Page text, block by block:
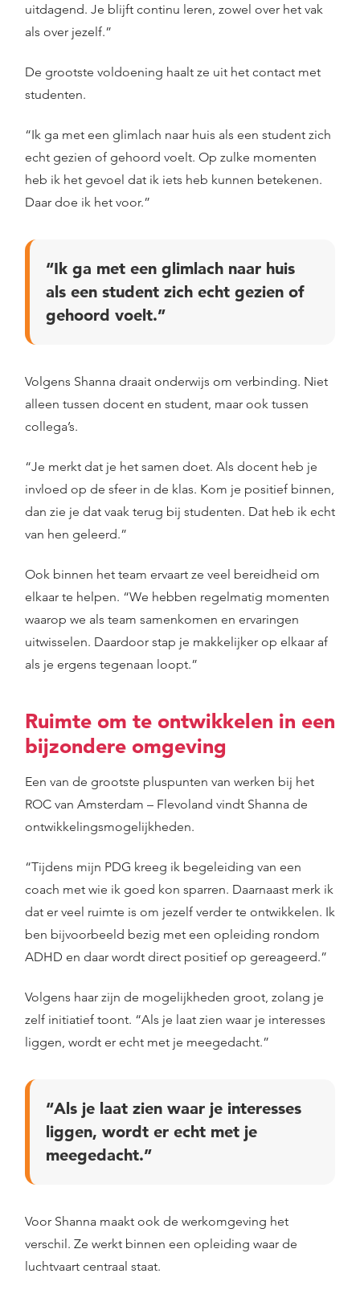
uitdagend. Je blijft continu leren, zowel over het vak
als over jezelf.”
De grootste voldoening haalt ze uit het contact met
studenten.
“Ik ga met een glimlach naar huis als een student zich
echt gezien of gehoord voelt. Op zulke momenten
heb ik het gevoel dat ik iets heb kunnen betekenen.
Daar doe ik het voor.”
“Ik ga met een glimlach naar huis
als een student zich echt gezien of
gehoord voelt.”
Volgens Shanna draait onderwijs om verbinding. Niet
alleen tussen docent en student, maar ook tussen
collega’s.
“Je merkt dat je het samen doet. Als docent heb je
invloed op de sfeer in de klas. Kom je positief binnen,
dan zie je dat vaak terug bij studenten. Dat heb ik echt
van hen geleerd.”
Ook binnen het team ervaart ze veel bereidheid om
elkaar te helpen. “We hebben regelmatig momenten
waarop we als team samenkomen en ervaringen
uitwisselen. Daardoor stap je makkelijker op elkaar af
als je ergens tegenaan loopt.”
Ruimte om te ontwikkelen in een
bijzondere omgeving
Een van de grootste pluspunten van werken bij het
ROC van Amsterdam – Flevoland vindt Shanna de
ontwikkelingsmogelijkheden.
“Tijdens mijn PDG kreeg ik begeleiding van een
coach met wie ik goed kon sparren. Daarnaast merk ik
dat er veel ruimte is om jezelf verder te ontwikkelen. Ik
ben bijvoorbeeld bezig met een opleiding rondom
ADHD en daar wordt direct positief op gereageerd.”
Volgens haar zijn de mogelijkheden groot, zolang je
zelf initiatief toont. “Als je laat zien waar je interesses
liggen, wordt er echt met je meegedacht.”
“Als je laat zien waar je interesses
liggen, wordt er echt met je
meegedacht.”
Voor Shanna maakt ook de werkomgeving het
verschil. Ze werkt binnen een opleiding waar de
luchtvaart centraal staat.